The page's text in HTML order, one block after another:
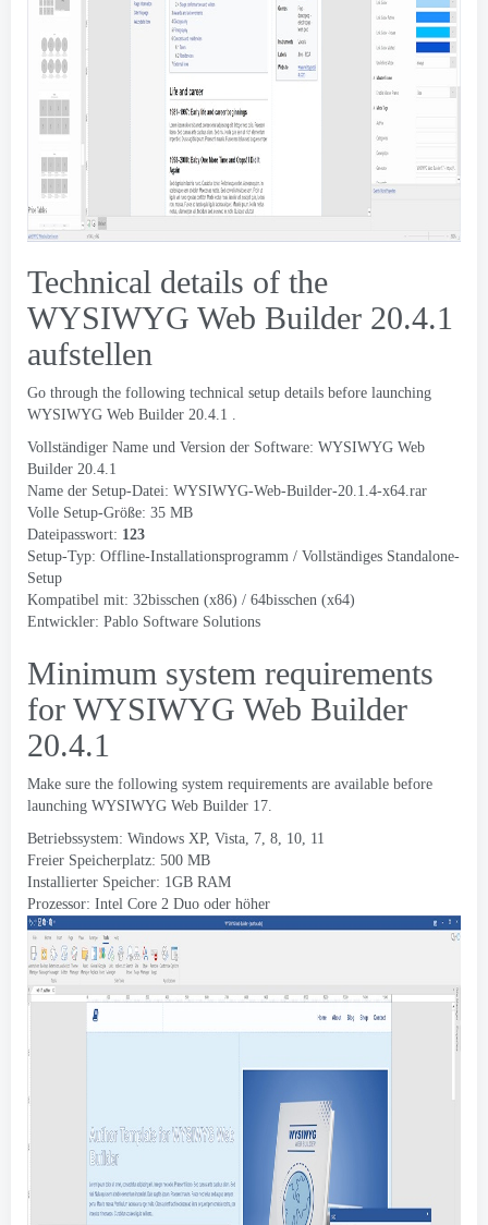
Technical details of the
WYSIWYG Web Builder 20.4.1
aufstellen
Go through the following technical setup details before launching
WYSIWYG Web Builder 20.4.1 .
Vollständiger Name und Version der Software: WYSIWYG Web
Builder 20.4.1
Name der Setup-Datei: WYSIWYG-Web-Builder-20.1.4-x64.rar
Volle Setup-Größe: 35 MB
Dateipasswort: 123
Setup-Typ: Offline-Installationsprogramm / Vollständiges Standalone-
Setup
Kompatibel mit: 32bisschen (x86) / 64bisschen (x64)
Entwickler: Pablo Software Solutions
Minimum system requirements
for WYSIWYG Web Builder
20.4.1
Make sure the following system requirements are available before
launching WYSIWYG Web Builder 17.
Betriebssystem: Windows XP, Vista, 7, 8, 10, 11
Freier Speicherplatz: 500 MB
Installierter Speicher: 1GB RAM
Prozessor: Intel Core 2 Duo oder höher